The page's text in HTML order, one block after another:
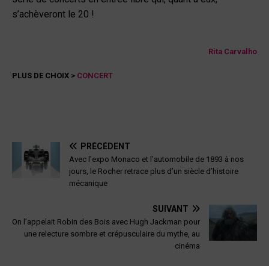
s’achèveront le 20 !
Rita Carvalho
PLUS DE CHOIX > CONCERT
PRÉCÉDENT
Avec l’expo Monaco et l’automobile de 1893 à nos
jours, le Rocher retrace plus d’un siècle d’histoire
mécanique
SUIVANT
On l’appelait Robin des Bois avec Hugh Jackman pour
une relecture sombre et crépusculaire du mythe, au
cinéma